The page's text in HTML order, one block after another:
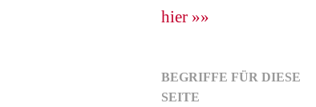
hier »»
BEGRIFFE FÜR DIESE
SEITE